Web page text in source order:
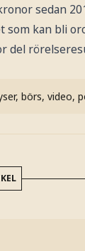
sedan
kan bli
del
börs, video,